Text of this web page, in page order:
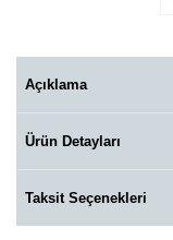
Açıklama
Ürün Detayları
Taksit Seçenekleri